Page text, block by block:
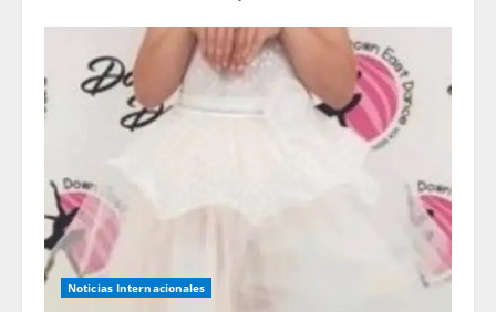
Noticias Internacionales